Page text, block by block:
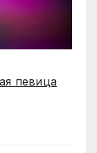
певица